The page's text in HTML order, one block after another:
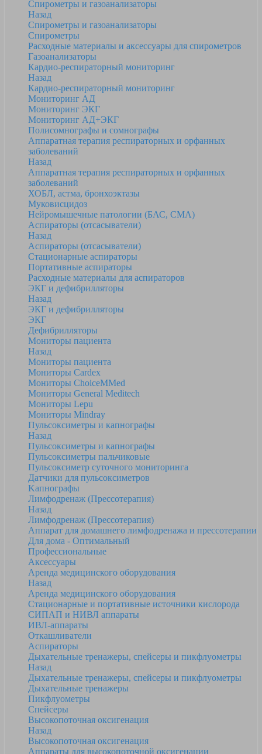
Спирометры и газоанализаторы
Назад
Спирометры и газоанализаторы
Спирометры
Расходные материалы и аксессуары для спирометров
Газоанализаторы
Кардио-респираторный мониторинг
Назад
Кардио-респираторный мониторинг
Мониторинг АД
Мониторинг ЭКГ
Мониторинг АД+ЭКГ
Полисомнографы и сомнографы
Аппаратная терапия респираторных и орфанных
заболеваний
Назад
Аппаратная терапия респираторных и орфанных
заболеваний
ХОБЛ, астма, бронхоэктазы
Муковисцидоз
Нейромышечные патологии (БАС, СМА)
Аспираторы (отсасыватели)
Назад
Аспираторы (отсасыватели)
Стационарные аспираторы
Портативные аспираторы
Расходные материалы для аспираторов
ЭКГ и дефибрилляторы
Назад
ЭКГ и дефибрилляторы
ЭКГ
Дефибрилляторы
Мониторы пациента
Назад
Мониторы пациента
Мониторы Cardex
Мониторы ChoiceMMed
Мониторы General Meditech
Мониторы Lepu
Мониторы Mindray
Пульсоксиметры и капнографы
Назад
Пульсоксиметры и капнографы
Пульсоксиметры пальчиковые
Пульсоксиметр суточного мониторинга
Датчики для пульсоксиметров
Kапнографы
Лимфодренаж (Прессотерапия)
Назад
Лимфодренаж (Прессотерапия)
Аппарат для домашнего лимфодренажа и прессотерапии
Для дома - Оптимальный
Профессиональные
Аксессуары
Аренда медицинского оборудования
Назад
Аренда медицинского оборудования
Стационарные и портативные источники кислорода
СИПАП и НИВЛ аппараты
ИВЛ-аппараты
Откашливатели
Аспираторы
Дыхательные тренажеры, спейсеры и пикфлуометры
Назад
Дыхательные тренажеры, спейсеры и пикфлуометры
Дыхательные тренажеры
Пикфлуометры
Спейсеры
Высокопоточная оксигенация
Назад
Высокопоточная оксигенация
Аппараты для высокопоточной оксигенации